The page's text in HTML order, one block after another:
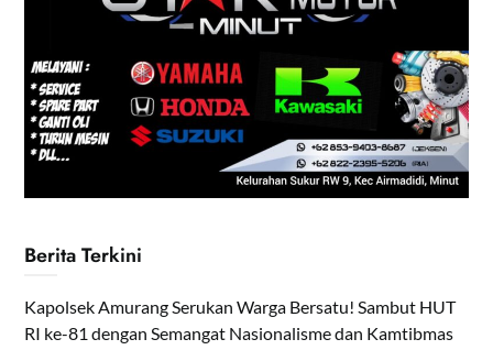
Berita Terkini
Kapolsek Amurang Serukan Warga Bersatu! Sambut HUT
RI ke-81 dengan Semangat Nasionalisme dan Kamtibmas